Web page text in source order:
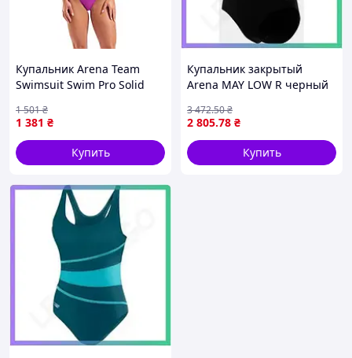
Купальник Arena Team
Swimsuit Swim Pro Solid
(3468337729525) —
Доступный
1 381 ₴
1 501₴
Купить
Купальник закрытый
Arena MAY LOW R черный
спортивный купальник для
плавания SKU_006472-500
2 805.78 ₴
3 472.50₴
Купить